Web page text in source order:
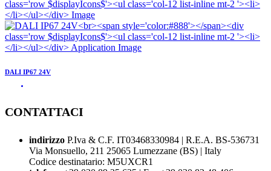
DALI IP67 24V
CONTATTACI
indirizzo P.Iva & C.F. IT03468330984 | R.E.A. BS-536731
Via Monsuello, 211 25065 Lumezzane (BS) | Italy
Codice destinatario: M5UXCR1